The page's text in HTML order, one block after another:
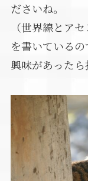
ださいね。
（世界線とア
を書いているの
興味があったら